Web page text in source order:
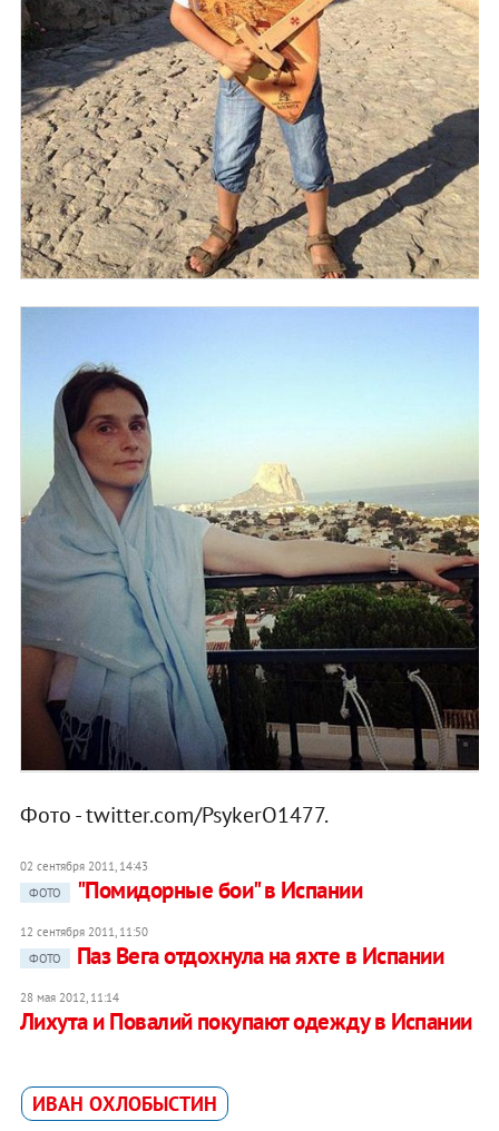
Фото - twitter.com/PsykerO1477.
02 сентября 2011, 14:43
ФОТО
"Помидорные бои" в Испании
12 сентября 2011, 11:50
ФОТО
Паз Вега отдохнула на яхте в Испании
28 мая 2012, 11:14
Лихута и Повалий покупают одежду в Испании
ИВАН ОХЛОБЫСТИН